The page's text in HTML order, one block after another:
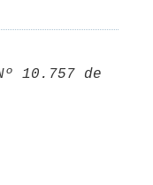
10.757 de